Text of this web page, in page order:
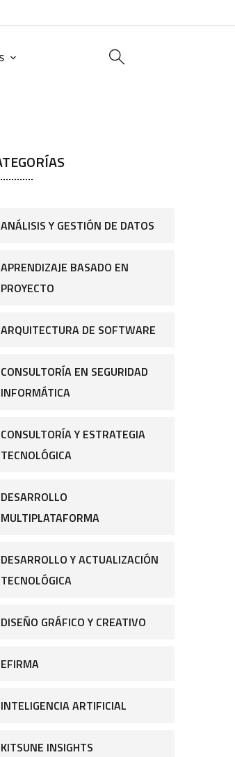
ANÁLISIS Y GESTIÓN DE DATOS
APRENDIZAJE BASADO EN
PROYECTO
ARQUITECTURA DE SOFTWARE
CONSULTORÍA EN SEGURIDAD
INFORMÁTICA
CONSULTORÍA Y ESTRATEGIA
TECNOLÓGICA
DESARROLLO
MULTIPLATAFORMA
DESARROLLO Y ACTUALIZACIÓN
TECNOLÓGICA
DISEÑO GRÁFICO Y CREATIVO
EFIRMA
INTELIGENCIA ARTIFICIAL
KITSUNE INSIGHTS